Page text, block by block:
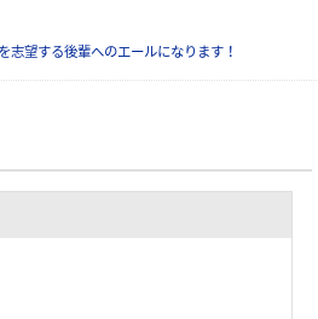
みんなの
望する後輩へのエールになります！